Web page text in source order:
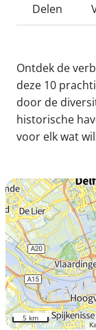
Delen
Ontdek de
deze 10
door de
historische
voor elk wat
5 km